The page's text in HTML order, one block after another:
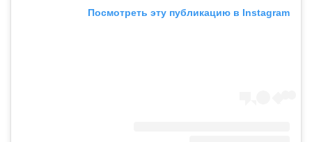
Посмотреть эту публикацию в Instagram